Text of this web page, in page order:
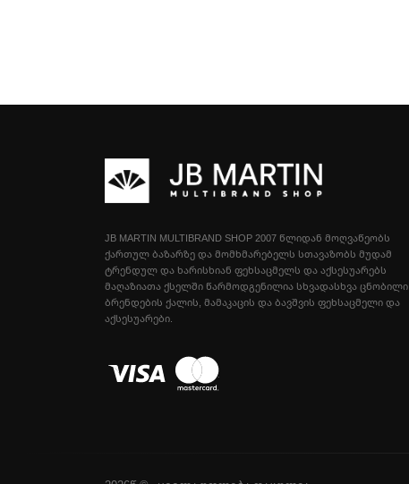
JB MARTIN MULTIBRAND SHOP 2007 ᲬᲚᲘᲓᲐᲜ ᲛᲝᲦᲕᲐᲬᲔᲝᲑᲡ
ᲥᲐᲠᲗᲣᲚ ᲑᲐᲖᲐᲠᲖᲔ ᲓᲐ ᲛᲝᲛᲮᲛᲐᲠᲔᲑᲔᲚᲡ ᲡᲗᲐᲕᲐᲖᲝᲑᲡ ᲛᲣᲓᲐᲛ
ᲢᲠᲔᲜᲓᲣᲚ ᲓᲐ ᲮᲐᲠᲘᲡᲮᲘᲐᲜ ᲤᲔᲮᲡᲐᲪᲛᲔᲚᲡ ᲓᲐ ᲐᲥᲡᲔᲡᲣᲐᲠᲔᲑᲡ
ᲛᲐᲦᲐᲖᲘᲐᲗᲐ ᲥᲡᲔᲚᲨᲘ ᲬᲐᲠᲛᲝᲓᲒᲔᲜᲘᲚᲘᲐ ᲡᲮᲕᲐᲓᲐᲡᲮᲕᲐ ᲪᲜᲝᲑᲘᲚᲘ
ᲑᲠᲔᲜᲓᲔᲑᲘᲡ ᲥᲐᲚᲘᲡ, ᲛᲐᲛᲐᲙᲐᲪᲘᲡ ᲓᲐ ᲑᲐᲕᲨᲕᲘᲡ ᲤᲔᲮᲡᲐᲪᲛᲔᲚᲘ ᲓᲐ
ᲐᲥᲡᲔᲡᲣᲐᲠᲔᲑᲘ.